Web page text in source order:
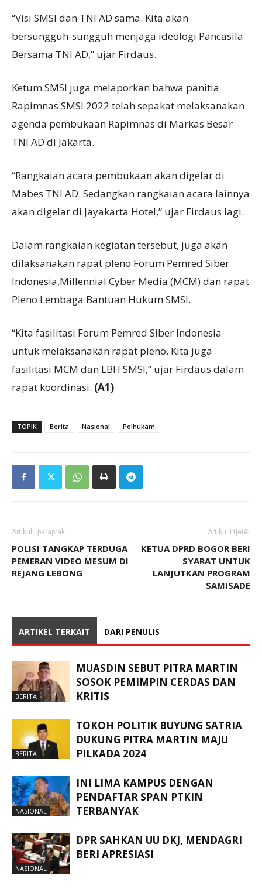
“Visi SMSI dan TNI AD sama. Kita akan
bersungguh-sungguh menjaga ideologi Pancasila
Bersama TNI AD,” ujar Firdaus.
Ketum SMSI juga melaporkan bahwa panitia
Rapimnas SMSI 2022 telah sepakat melaksanakan
agenda pembukaan Rapimnas di Markas Besar
TNI AD di Jakarta.
“Rangkaian acara pembukaan akan digelar di
Mabes TNI AD. Sedangkan rangkaian acara lainnya
akan digelar di Jayakarta Hotel,” ujar Firdaus lagi.
Dalam rangkaian kegiatan tersebut, juga akan
dilaksanakan rapat pleno Forum Pemred Siber
Indonesia,Millennial Cyber Media (MCM) dan rapat
Pleno Lembaga Bantuan Hukum SMSI.
“Kita fasilitasi Forum Pemred Siber Indonesia
untuk melaksanakan rapat pleno. Kita juga
fasilitasi MCM dan LBH SMSI,” ujar Firdaus dalam
rapat koordinasi. (A1)
TOPIK Berita Nasional Polhukam
Artikulli paraprak
POLISI TANGKAP TERDUGA
PEMERAN VIDEO MESUM DI
REJANG LEBONG
Artikulli tjetër
KETUA DPRD BOGOR BERI
SYARAT UNTUK
LANJUTKAN PROGRAM
SAMISADE
ARTIKEL TERKAIT DARI PENULIS
BERITA
MUASDIN SEBUT PITRA MARTIN
SOSOK PEMIMPIN CERDAS DAN
KRITIS
BERITA
TOKOH POLITIK BUYUNG SATRIA
DUKUNG PITRA MARTIN MAJU
PILKADA 2024
NASIONAL
INI LIMA KAMPUS DENGAN
PENDAFTAR SPAN PTKIN
TERBANYAK
NASIONAL
DPR SAHKAN UU DKJ, MENDAGRI
BERI APRESIASI